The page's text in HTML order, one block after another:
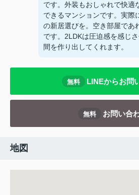
です。外装もおしゃれで快適
できるマンションです。実際
の新居選びを。空き部屋であ
です。2LDKは圧迫感を感じ
間を作り出してくれます。
無料 LINEからお問
無料 お問い合
地図